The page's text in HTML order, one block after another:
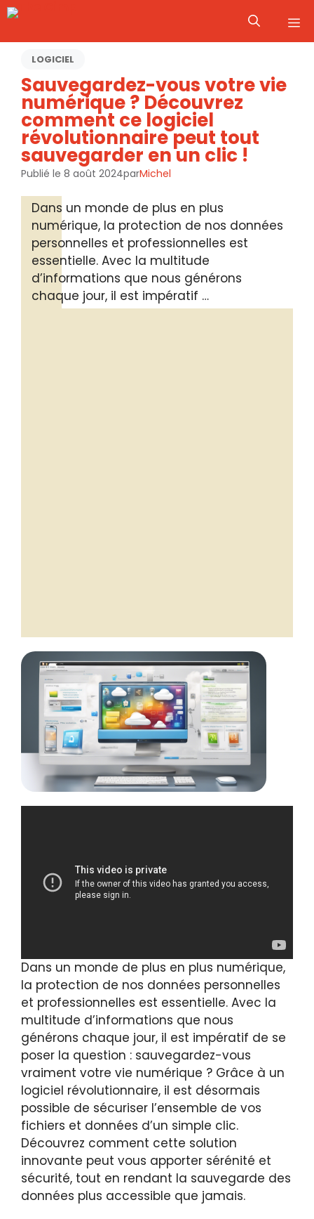
Aller
contenu
LOGICIEL
Sauvegardez-vous votre vie
numérique ? Découvrez
comment ce logiciel
révolutionnaire peut tout
sauvegarder en un clic !
Publié le 8 août 2024parMichel
Dans un monde de plus en plus
numérique, la protection de nos données
personnelles et professionnelles est
essentielle. Avec la multitude
d’informations que nous générons
chaque jour, il est impératif …
Dans un monde de plus en plus numérique,
la protection de nos données personnelles
et professionnelles est essentielle. Avec la
multitude d’informations que nous
générons chaque jour, il est impératif de se
poser la question : sauvegardez-vous
vraiment votre vie numérique ? Grâce à un
logiciel révolutionnaire, il est désormais
possible de sécuriser l’ensemble de vos
fichiers et données d’un simple clic.
Découvrez comment cette solution
innovante peut vous apporter sérénité et
sécurité, tout en rendant la sauvegarde des
données plus accessible que jamais.